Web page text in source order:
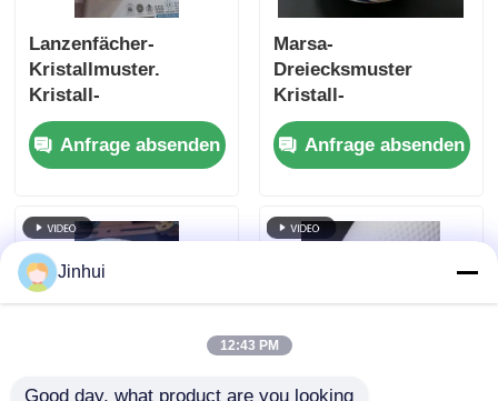
Lanzenfächer-
Kristallmuster.
Kristall-
Doppelschicht-PU-
beschichtetes
Fußballleder mit
Rückseite und
anpassbarem Muster
Anfrage absenden
Marsa-
Dreiecksmuster
Kristall-
Doppelschicht-PU-
beschichtetes
Fußballleder mit
Vliesrückseite und
anpassbarem Muster
Anfrage absenden
Jinhui
12:43 PM
Good day, what product are you looking